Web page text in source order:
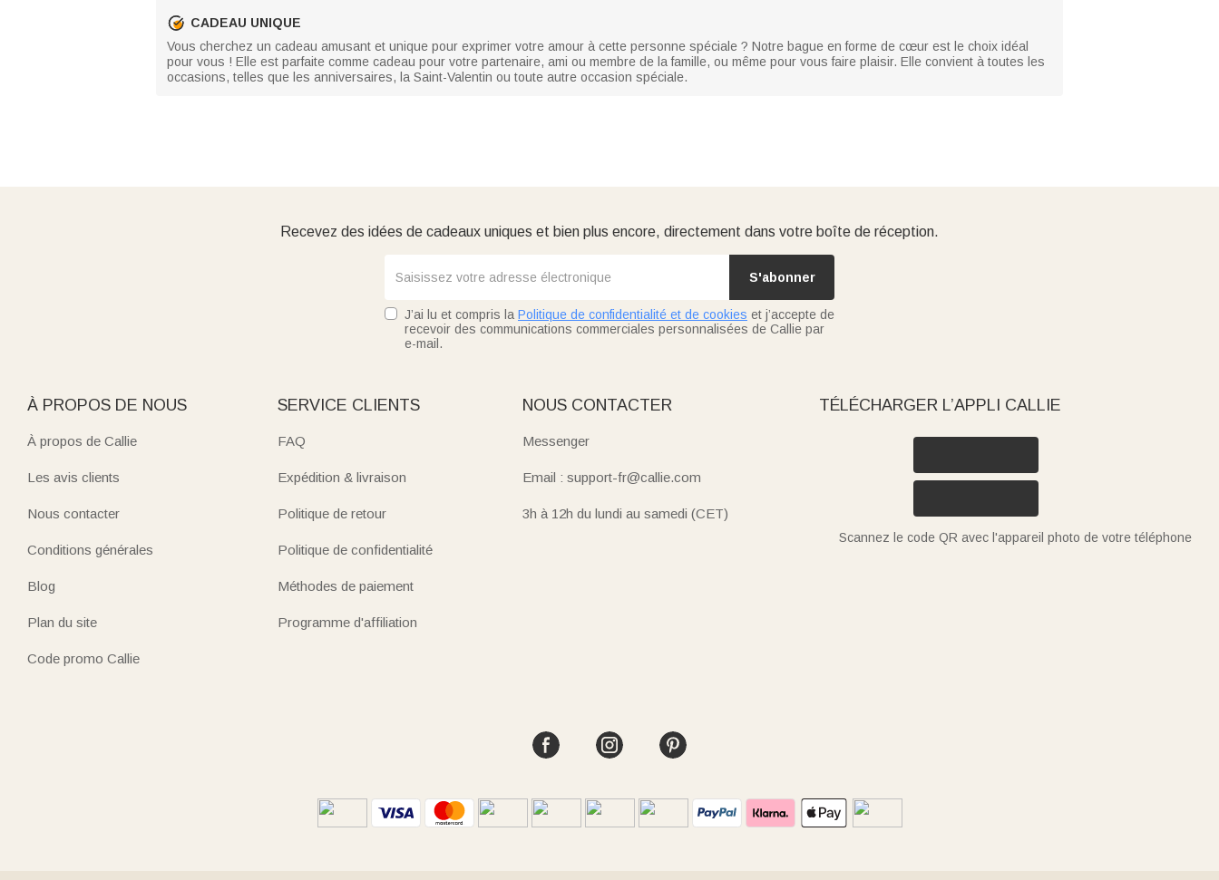
CADEAU UNIQUE
Vous cherchez un cadeau amusant et unique pour exprimer votre amour à cette personne spéciale ? Notre bague en forme de cœur est le choix idéal
pour vous ! Elle est parfaite comme cadeau pour votre partenaire, ami ou membre de la famille, ou même pour vous faire plaisir. Elle convient à toutes les
occasions, telles que les anniversaires, la Saint-Valentin ou toute autre occasion spéciale.
Recevez des idées de cadeaux uniques et bien plus encore, directement dans votre boîte de réception.
S'abonner
J’ai lu et compris la Politique de confidentialité et de cookies et j’accepte de
recevoir des communications commerciales personnalisées de Callie par
e-mail.
À PROPOS DE NOUS
À propos de Callie
Les avis clients
Nous contacter
Conditions générales
Blog
Plan du site
Code promo Callie
SERVICE CLIENTS
FAQ
Expédition & livraison
Politique de retour
Politique de confidentialité
Méthodes de paiement
Programme d'affiliation
NOUS CONTACTER
Messenger
Email : support-fr@callie.com
3h à 12h du lundi au samedi (CET)
TÉLÉCHARGER L’APPLI CALLIE
Scannez le code QR avec l'appareil photo de votre téléphone